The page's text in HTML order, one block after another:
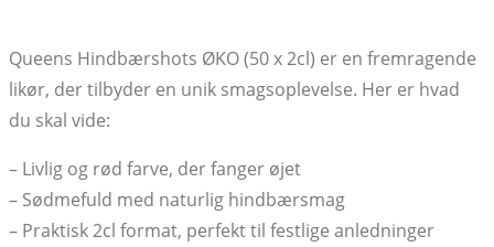
Queens Hindbærshots ØKO (50 x 2cl) er en fremragende
likør, der tilbyder en unik smagsoplevelse. Her er hvad
du skal vide:
– Livlig og rød farve, der fanger øjet
– Sødmefuld med naturlig hindbærsmag
– Praktisk 2cl format, perfekt til festlige anledninger